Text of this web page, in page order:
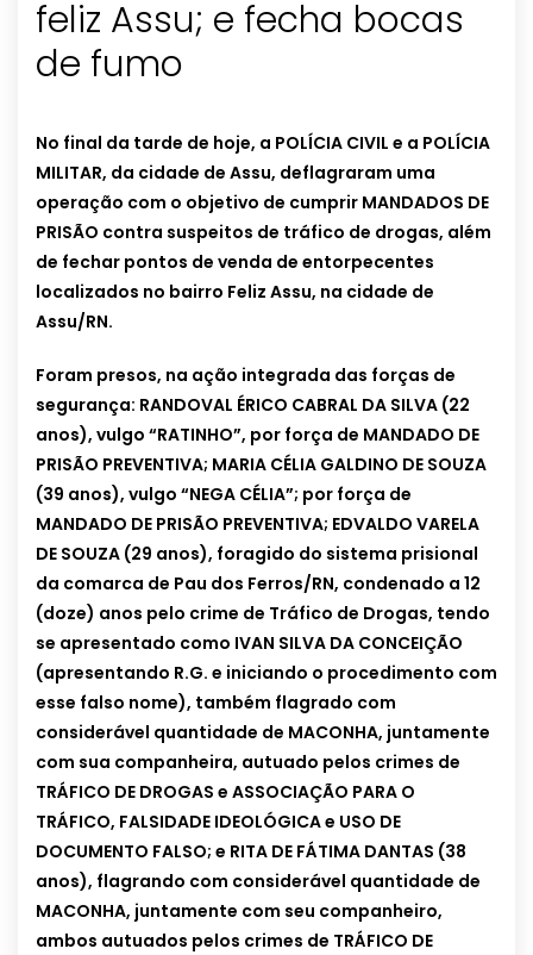
feliz Assu; e fecha bocas
de fumo
No final da tarde de hoje, a POLÍCIA CIVIL e a POLÍCIA
MILITAR, da cidade de Assu, deflagraram uma
operação com o objetivo de cumprir MANDADOS DE
PRISÃO contra suspeitos de tráfico de drogas, além
de fechar pontos de venda de entorpecentes
localizados no bairro Feliz Assu, na cidade de
Assu/RN.
Foram presos, na ação integrada das forças de
segurança: RANDOVAL ÉRICO CABRAL DA SILVA (22
anos), vulgo “RATINHO”, por força de MANDADO DE
PRISÃO PREVENTIVA; MARIA CÉLIA GALDINO DE SOUZA
(39 anos), vulgo “NEGA CÉLIA”; por força de
MANDADO DE PRISÃO PREVENTIVA; EDVALDO VARELA
DE SOUZA (29 anos), foragido do sistema prisional
da comarca de Pau dos Ferros/RN, condenado a 12
(doze) anos pelo crime de Tráfico de Drogas, tendo
se apresentado como IVAN SILVA DA CONCEIÇÃO
(apresentando R.G. e iniciando o procedimento com
esse falso nome), também flagrado com
considerável quantidade de MACONHA, juntamente
com sua companheira, autuado pelos crimes de
TRÁFICO DE DROGAS e ASSOCIAÇÃO PARA O
TRÁFICO, FALSIDADE IDEOLÓGICA e USO DE
DOCUMENTO FALSO; e RITA DE FÁTIMA DANTAS (38
anos), flagrando com considerável quantidade de
MACONHA, juntamente com seu companheiro,
ambos autuados pelos crimes de TRÁFICO DE